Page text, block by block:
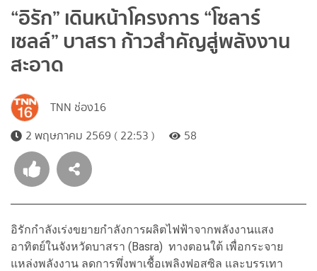
“อิรัก” เดินหน้าโครงการ “โซลาร์
เซลล์” บาสรา ก้าวสำคัญสู่พลังงาน
สะอาด
TNN ช่อง16
2 พฤษภาคม 2569 ( 22:53 )
58
อิรักกำลังเร่งขยายกำลังการผลิตไฟฟ้าจากพลังงานแสง
อาทิตย์ในจังหวัดบาสรา (Basra) ทางตอนใต้ เพื่อกระจาย
แหล่งพลังงาน ลดการพึ่งพาเชื้อเพลิงฟอสซิล และบรรเทา